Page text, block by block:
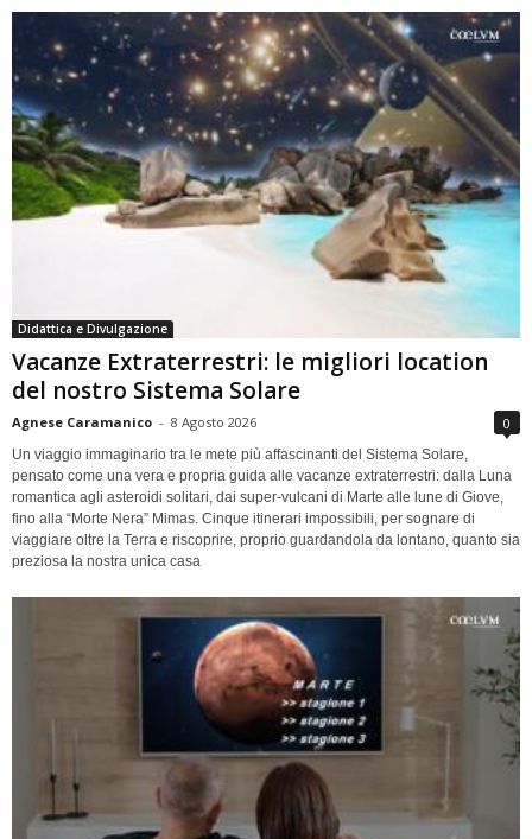
Didattica e Divulgazione
Vacanze Extraterrestri: le migliori location
del nostro Sistema Solare
Agnese Caramanico - 8 Agosto 2026 0
Un viaggio immaginario tra le mete più affascinanti del Sistema Solare,
pensato come una vera e propria guida alle vacanze extraterrestri: dalla Luna
romantica agli asteroidi solitari, dai super-vulcani di Marte alle lune di Giove,
fino alla “Morte Nera” Mimas. Cinque itinerari impossibili, per sognare di
viaggiare oltre la Terra e riscoprire, proprio guardandola da lontano, quanto sia
preziosa la nostra unica casa